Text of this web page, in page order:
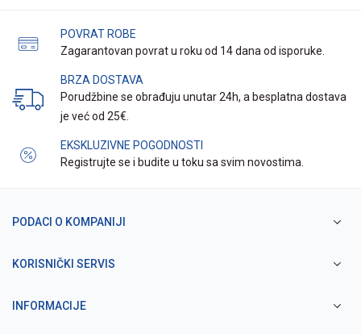
POVRAT ROBE
Zagarantovan povrat u roku od 14 dana od isporuke.
BRZA DOSTAVA
Porudžbine se obrađuju unutar 24h, a besplatna dostava
je već od 25€.
EKSKLUZIVNE POGODNOSTI
Registrujte se i budite u toku sa svim novostima.
PODACI O KOMPANIJI
KORISNIČKI SERVIS
INFORMACIJE